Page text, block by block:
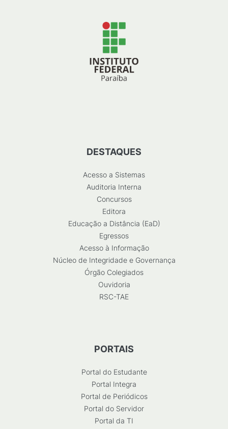
DESTAQUES
Acesso a Sistemas
Auditoria Interna
Concursos
Editora
Educação a Distância (EaD)
Egressos
Acesso à Informação
Núcleo de Integridade e Governança
Órgão Colegiados
Ouvidoria
RSC-TAE
PORTAIS
Portal do Estudante
Portal Integra
Portal de Periódicos
Portal do Servidor
Portal da TI